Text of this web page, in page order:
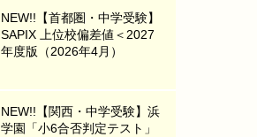
NEW!!【首都圏・中学受験】
SAPIX 上位校偏差値＜2027
年度版（2026年4月）
NEW!!【関西・中学受験】浜
学園「小6合否判定テスト」